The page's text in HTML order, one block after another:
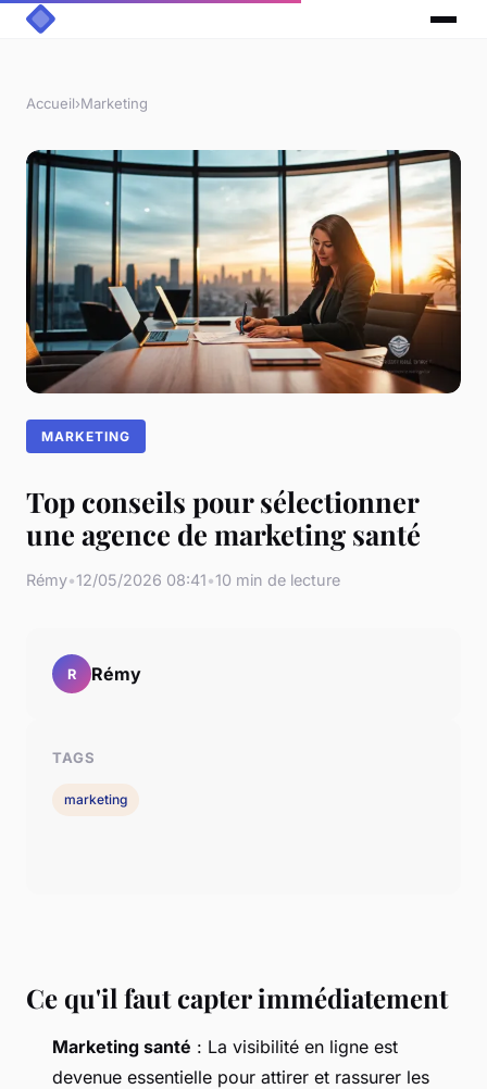
Accueil›Marketing
MARKETING
Top conseils pour sélectionner
une agence de marketing santé
Rémy•12/05/2026 08:41•10 min de lecture
Ce qu'il faut capter immédiatement
Marketing santé : La visibilité en ligne est
devenue essentielle pour attirer et rassurer les
R Rémy
TAGS
marketing